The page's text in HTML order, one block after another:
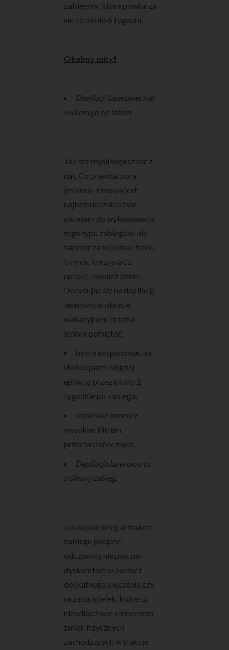
zabiegów, które powtarza
się co około 6 tygodni.
Obalmy mity!
Depilacji laserowej nie
wykonuje się latem.
Tak też myśli większość z
nas. Co prawda, pora
jesienno-zimowa jest
najbezpieczniejszym
okresem do wykonywania
tego typu zabiegów, nie
zaprzecza to jednak temu,
by móc korzystać z
epilacji również latem.
Decydując się na depilację
laserową w okresie
wakacyjnym, trzeba
jednak pamiętać:
by nie eksponować na
słońcu partii objętej
epilacją przez około 2
tygodnie po zabiegu,
stosować kremy z
wysokim filtrem
przeciwsłonecznym.
Depilacja laserowa to
bolesny zabieg.
Jak najbardziej, w trakcie
zabiegu pacjenci
odczuwają nieznaczny
dyskomfort w postaci
delikatnego pieczenia czy
uczucia igiełek, które są
nieodłącznym elementem
zmian fizycznych
zachodzących w trakcie